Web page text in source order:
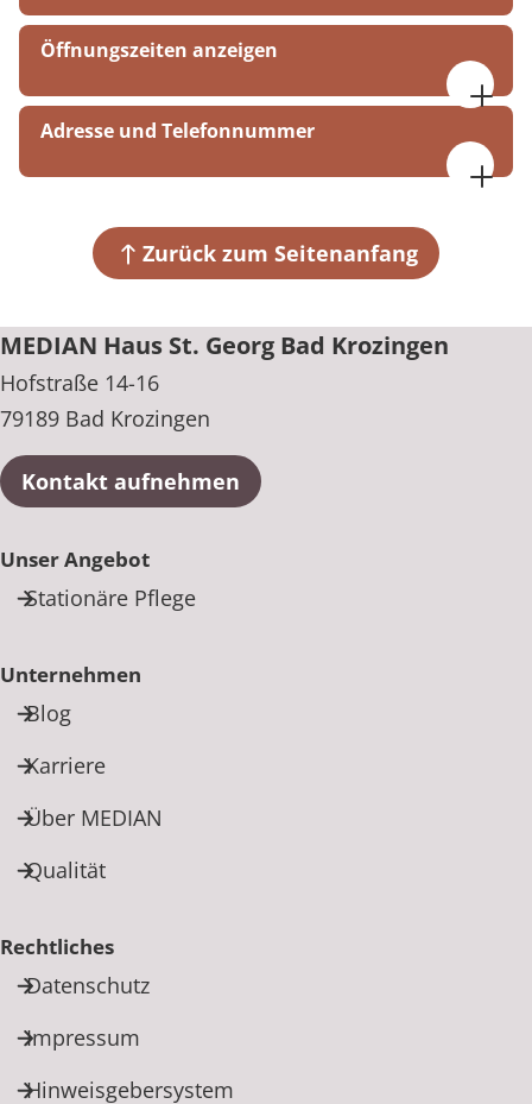
Öffnungszeiten anzeigen
09:00-16:00
Adresse und Telefonnummer
79189 Bad KrozingenZurück zum Seitenanfang
MEDIAN Haus St. Georg Bad Krozingen
Hofstraße 14-16
79189 Bad Krozingen
Kontakt aufnehmen
Unser Angebot
Stationäre Pflege
Unternehmen
Blog
Karriere
Über MEDIAN
Qualität
Rechtliches
Datenschutz
Impressum
Hinweisgebersystem